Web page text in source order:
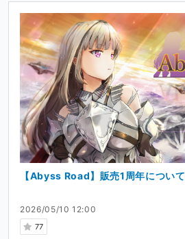
2026/05/10 12:00
77
【Abyss Road】販売1周年について